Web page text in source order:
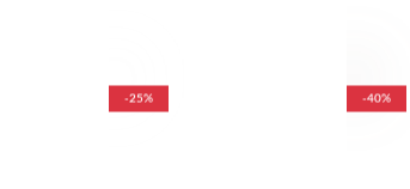
-25% -40%